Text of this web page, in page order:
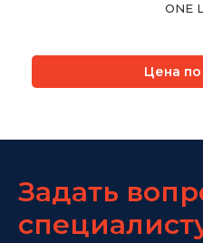
ONE
Цена по
Задать